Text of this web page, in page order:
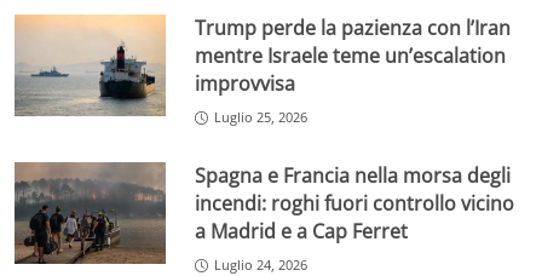
Trump perde la pazienza con l’Iran
mentre Israele teme un’escalation
improvvisa
Luglio 25, 2026
Spagna e Francia nella morsa degli
incendi: roghi fuori controllo vicino
a Madrid e a Cap Ferret
Luglio 24, 2026